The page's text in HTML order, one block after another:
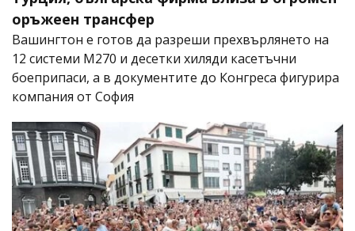
оръжеен трансфер
Вашингтон е готов да разреши прехвърлянето на
12 системи M270 и десетки хиляди касетъчни
боеприпаси, а в документите до Конгреса фигурира
компания от София